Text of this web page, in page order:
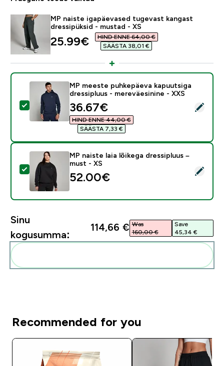
MP naiste igapäevased tugevast kangast
dressipüksid - mustad - XS
discounted price
25.99€‎
HIND ENNE 64,00 €‎
SÄÄSTA 38,01 €‎
Vali see toode - MP meeste puhkepäeva kapuutsiga
MP meeste puhkepäeva kapuutsiga
dressipluus - mereväesinine - XXS
discounted price
36.67€‎
HIND ENNE 44,00 €‎
SÄÄSTA 7,33 €‎
Vali see toode - MP naiste laia lõikega dressipluus –
MP naiste laia lõikega dressipluus –
must - XS
52.00€‎
Sinu
kogusumma:
114,66 €‎ Was
160,00 €‎
Save
45,34 €‎
Recommended for you